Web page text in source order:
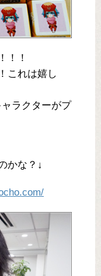
！！
これは嬉し
ラクターがプ
かな？↓